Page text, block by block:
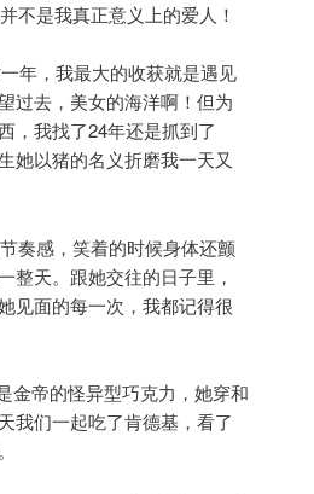
是我真正意义上的爱人！
年，我最大的收获就是遇见
过去，美女的海洋啊！但为
，我找了24年还是抓到了
她以猪的名义折磨我一天又
感，笑着的时候身体还颤
整天。跟她交往的日子里，
见面的每一次，我都记得很
帝的怪异型巧克力，她穿和
我们一起吃了肯德基，看了